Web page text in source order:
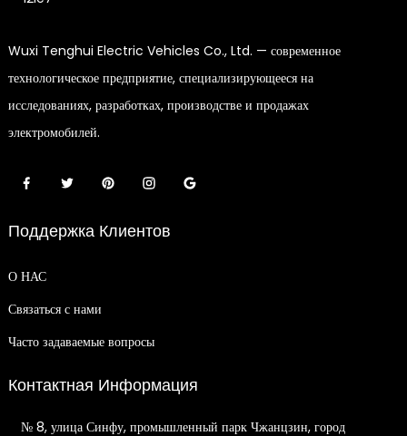
Wuxi Tenghui Electric Vehicles Co., Ltd. — современное
технологическое предприятие, специализирующееся на
исследованиях, разработках, производстве и продажах
электромобилей.
Поддержка Клиентов
О НАС
Связаться с нами
Часто задаваемые вопросы
Контактная Информация
№ 8, улица Синфу, промышленный парк Чжанцзин, город